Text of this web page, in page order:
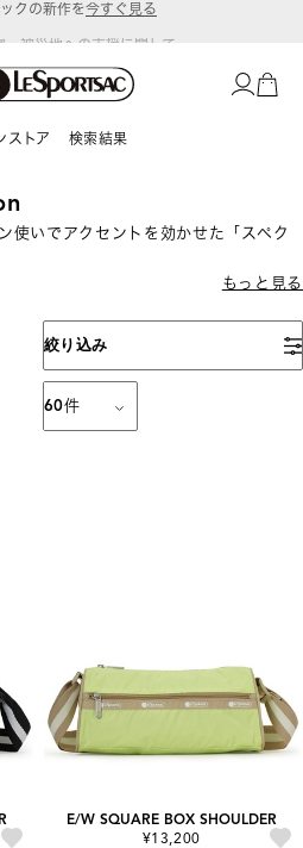
被災地への支援に関して
ストア 検索結果
使いでアクセントを効かせた「スペク
使いからお出かけまで幅広く対応し、
もっと見る
絞り込み
60件
E/W SQUARE BOX SHOULDER
¥13,200